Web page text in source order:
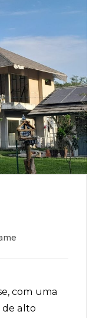
com uma
de alto